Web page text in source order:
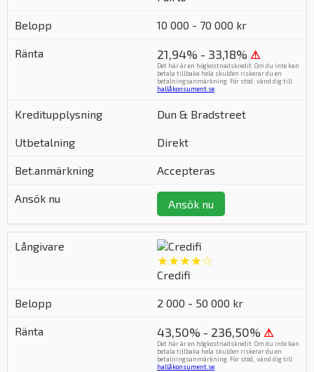
10 000 - 70 000 kr
21,94% - 33,18% ⚠
Det här är en högkostnadskredit. Om du inte kan
betala tillbaka hela skulden riskerar du en
betalningsanmärkning. För stöd, vänd dig till
hallåkonsument.se.
Dun & Bradstreet
Direkt
Accepteras
Ansök nu
★★★★☆
Credifi
2 000 - 50 000 kr
43,50% - 236,50% ⚠
Det här är en högkostnadskredit. Om du inte kan
betala tillbaka hela skulden riskerar du en
betalningsanmärkning. För stöd, vänd dig till
hallåkonsument.se.